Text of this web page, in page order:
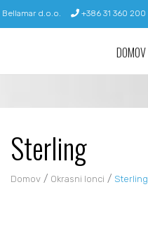
Bellamar d.o.o. +386 31 360 200
DOMOV
Sterling
Domov / Okrasni lonci / Sterling